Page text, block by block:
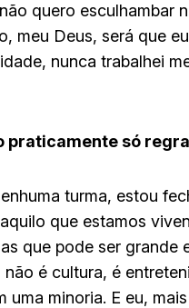
quero esculhambar
meu Deus, será que
nunca trabalhei
praticamente só
turma, estou
que estamos
que pode ser grande
é cultura, é
minoria. E eu,